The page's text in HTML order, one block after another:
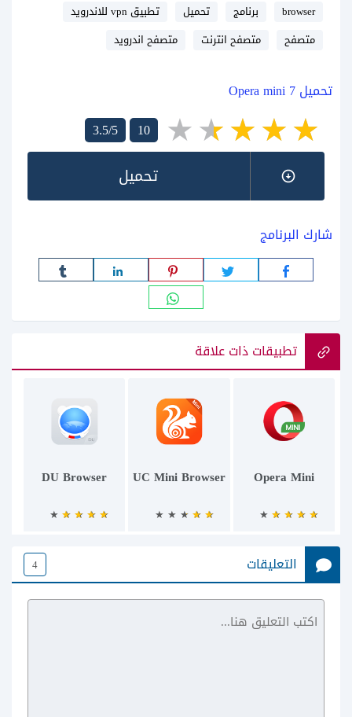
browser برنامج تحميل
تطبيق vpn للاندرويد
متصفح
متصفح انترنت متصفح اندرويد
تحميل Opera mini 7
3.5/5
10
تحميل
شارك البرنامج
تطبيقات ذات علاقة
Opera Mini
UC Mini Browser
DU Browser
Chrom
التعليقات 4